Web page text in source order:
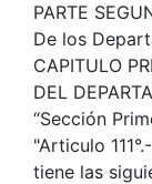
PARTE
De los
CAPITULO
DEL
“Sección
"Articulo
tiene las